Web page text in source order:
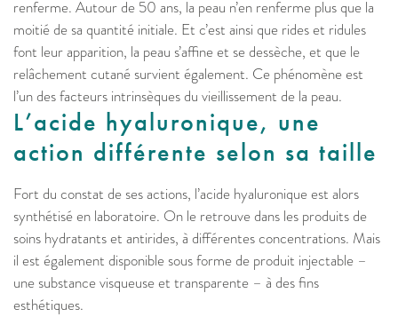
renferme. Autour de 50 ans, la peau n’en renferme plus que la
moitié de sa quantité initiale. Et c’est ainsi que rides et ridules
font leur apparition, la peau s’affine et se dessèche, et que le
relâchement cutané survient également. Ce phénomène est
l’un des facteurs intrinsèques du vieillissement de la peau.
L’acide hyaluronique, une
action différente selon sa taille
Fort du constat de ses actions, l’acide hyaluronique est alors
synthétisé en laboratoire. On le retrouve dans les produits de
soins hydratants et antirides, à différentes concentrations. Mais
il est également disponible sous forme de produit injectable –
une substance visqueuse et transparente – à des fins
esthétiques.